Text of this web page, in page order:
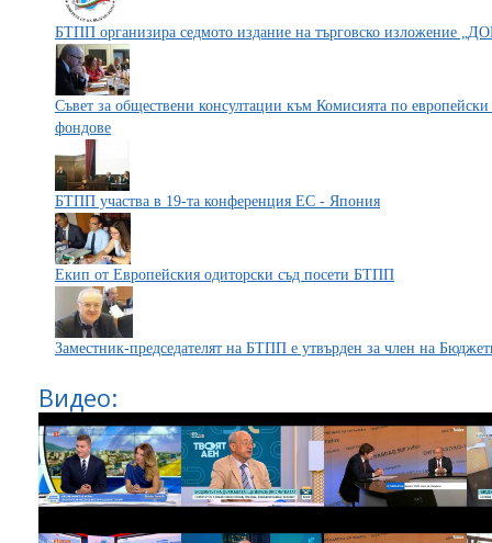
БТПП организира седмото издание на търговско
Съвет за обществени консултации към Комисията по
фондове
БТПП участва в 19-та конференция ЕС - Япония
Eкип от Европейския одиторски съд посети БТПП
Заместник-председателят на БТПП е утвърден за член на
Видео: